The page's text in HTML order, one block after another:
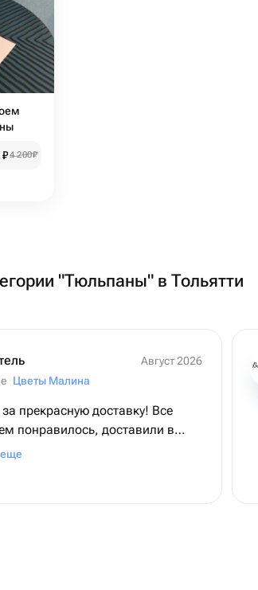
₽4 200₽
"Тюльпаны" в Тольятти
Август 2026
Цветы Малина
прекрасную доставку! Все
понравилось, доставили в
в прекрасном состоянии,
еще